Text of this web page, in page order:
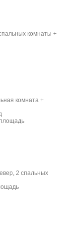
комнаты +
комната +
2 спальных